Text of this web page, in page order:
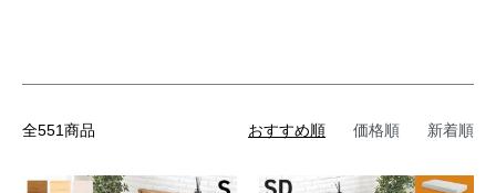
全551商品 おすすめ順 価格順 新着順